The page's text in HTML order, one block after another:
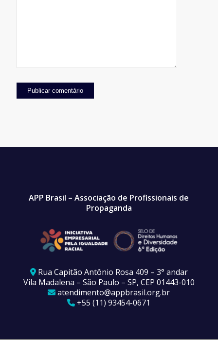
APP Brasil – Associação de Profissionais de
Propaganda
Rua Capitão Antônio Rosa 409 – 3° andar
Vila Madalena – São Paulo – SP, CEP 01443-010
atendimento@appbrasil.org.br
+55 (11) 93454-0671